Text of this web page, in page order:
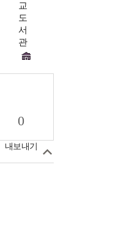
교
도
서
관
0
내보내기